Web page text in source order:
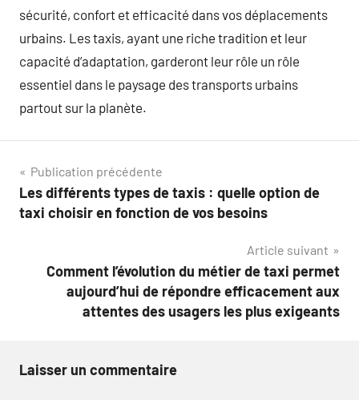
sécurité, confort et efficacité dans vos déplacements
urbains. Les taxis, ayant une riche tradition et leur
capacité d’adaptation, garderont leur rôle un rôle
essentiel dans le paysage des transports urbains
partout sur la planète.
Navigation
de
Publication précédente
Les différents types de taxis : quelle option de
taxi choisir en fonction de vos besoins
Article suivant
Comment l’évolution du métier de taxi permet
aujourd’hui de répondre efficacement aux
attentes des usagers les plus exigeants
Laisser un commentaire